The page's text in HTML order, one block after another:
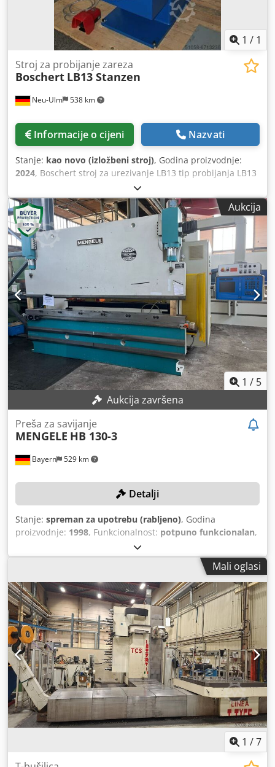
1 / 1
Neu-Ulm 538 km
Stroj za probijanje zareza
Boschert LB13 Stanzen
Informacije o cijeni Nazvati
Stanje: kao novo (izložbeni stroj), Godina proizvodnje:
2024, Boschert stroj za urezivanje LB13 tip probijanja LB13
kapacitet probijanja/trupa rezanja 6 mm St40/ 4 mm V2A
unutarnji graničnik za rezanje traka. Stanica 2 probijanje s
Trumpfovim sustavom alata promjer probijanja max 76
mm projekcija 150 mm sila probijanja oko 15 tona s
demonstracionim strojem aktivnog sustava za skidanje
skidača Bj 2022 Cedpfxshp N Ryj Af Ajha
Aukcija
1 / 5
Aukcija završena
Bayern 529 km
Preša za savijanje
MENGELE HB 130-3
Detalji
Stanje: spreman za upotrebu (rabljeno), Godina
proizvodnje: 1998, Funkcionalnost: potpuno funkcionalan,
, hod klipa:
Cybelec, udaljenost između stalaka:3.050 mm, radna
, TEHNIČKE KARAKTERISTIKE Tlak: 130 t
Duljina savijanja: 3.550 mm Razmak stupova: 3.050 mm
Hod: 250 mm PODACI O STROJU Upravljanje: Cybelec
Chedpjzk E Aiofx Af Aoa Dimenzije i težina Potrebni
prostor: 4.000 x 2.000 x 3.000 mm Težina stroja: 11.600 kg
Mali oglasi
1 /7